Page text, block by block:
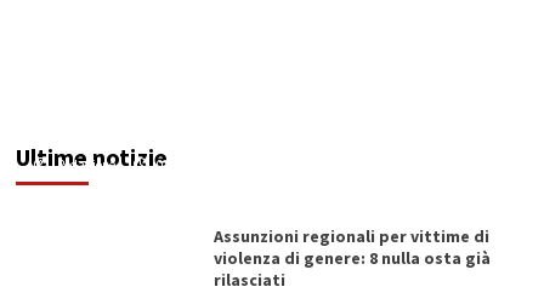
Ultime notizie
Redazione 07/08/2026
Assunzioni regionali per vittime di
violenza di genere: 8 nulla osta già
rilasciati